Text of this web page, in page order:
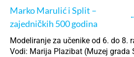
Marko Marulić i Split –
zajedničkih 500 godina
Modeliranje za učenike od 6. do 8.
Vodi: Marija Plazibat (Muzej grada